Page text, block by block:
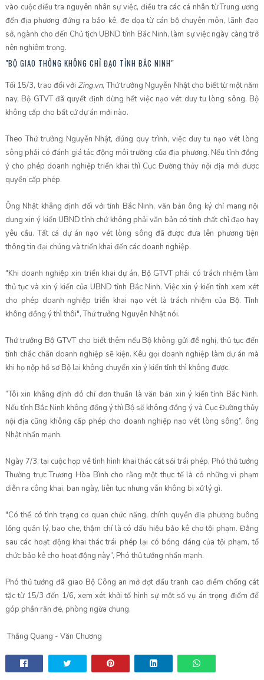
vào cuộc điều tra nguyên nhân sự việc, điều tra các cá nhân từ Trung ương
đến địa phương đứng ra bảo kê, đe dọa từ cán bộ chuyên môn, lãnh đạo
sở, ngành cho đến Chủ tịch UBND tỉnh Bắc Ninh, làm sự việc ngày càng trở
nên nghiêm trọng.
"BỘ GIAO THÔNG KHÔNG CHỈ ĐẠO TỈNH BẮC NINH"
Tối 15/3, trao đổi vớiZing.vn, Thứ trưởng Nguyễn Nhật cho biết từ một năm
nay, Bộ GTVT đã quyết định dừng hết việc nạo vét duy tu lòng sông. Bộ
không cấp cho bất cứ dự án mới nào.
Theo Thứ trưởng Nguyễn Nhật, đúng quy trình, việc duy tu nạo vét lòng
sông phải có đánh giá tác động môi trường của địa phương. Nếu tỉnh đồng
ý cho phép doanh nghiệp triển khai thì Cục Đường thủy nội địa mới được
quyền cấp phép.
Ông Nhật khẳng định đối với tỉnh Bắc Ninh, văn bản ông ký chỉ mang nội
dung xin ý kiến UBND tỉnh chứ không phải văn bản có tính chất chỉ đạo hay
yêu cầu. Tất cả dự án nạo vét lòng sông đã được đưa lên phương tiện
thông tin đại chúng và triển khai đến các doanh nghiệp.
"Khi doanh nghiệp xin triển khai dự án, Bộ GTVT phải có trách nhiệm làm
thủ tục và xin ý kiến của UBND tỉnh Bắc Ninh. Việc xin ý kiến tỉnh xem xét
cho phép doanh nghiệp triển khai nạo vét là trách nhiệm của Bộ. Tỉnh
không đồng ý thì thôi", Thứ trưởng Nguyễn Nhật nói.
Thứ trưởng Bộ GTVT cho biết thêm nếu Bộ không gửi đề nghị, thủ tục đến
tỉnh chắc chắn doanh nghiệp sẽ kiện. Kêu gọi doanh nghiệp làm dự án mà
khi họ nộp hồ sơ Bộ lại không chuyển xin ý kiến tỉnh thì không được.
“Tôi xin khẳng định đó chỉ đơn thuần là văn bản xin ý kiến tỉnh Bắc Ninh.
Nếu tỉnh Bắc Ninh không đồng ý thì Bộ sẽ không đồng ý và Cục Đường thủy
nội địa cũng không cấp phép cho doanh nghiệp nạo vét lòng sông”, ông
Nhật nhấn mạnh.
Ngày 7/3, tại cuộc họp về tình hình khai thác cát sỏi trái phép, Phó thủ tướng
Thường trực Trương Hòa Bình cho rằng một thực tế là có những vi phạm
diễn ra công khai, ban ngày, liên tục nhưng vẫn không bị xử lý gì.
"Có thể có tình trạng cơ quan chức năng, chính quyền địa phương buông
lỏng quản lý, bao che, thậm chí là có dấu hiệu bảo kê cho tội phạm. Đằng
sau các hoạt động khai thác trái phép lại có bóng dáng của tội phạm, tổ
chức bảo kê cho hoạt động này”, Phó thủ tướng nhấn mạnh.
Phó thủ tướng đã giao Bộ Công an mở đợt đấu tranh cao điểm chống cát
tặc từ 15/3 đến 1/6, xem xét khởi tố hình sự một số vụ án trọng điểm để
góp phần răn đe, phòng ngừa chung.
Thắng Quang - Văn Chương